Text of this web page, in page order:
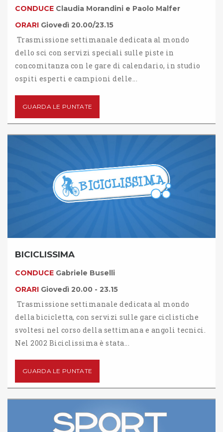
CONDUCE Claudia Morandini e Paolo Malfer
ORARI Giovedì 20.00/23.15
Trasmissione settimanale dedicata al mondo
dello sci con servizi speciali sulle piste in
concomitanza con le gare di calendario, in studio
ospiti esperti e campioni delle...
GUARDA LE PUNTATE
BICICLISSIMA
CONDUCE Gabriele Buselli
ORARI Giovedì 20.00 - 23.15
Trasmissione settimanale dedicata al mondo
della bicicletta, con servizi sulle gare ciclistiche
svoltesi nel corso della settimana e angoli tecnici.
Nel 2002 Biciclissima è stata...
GUARDA LE PUNTATE